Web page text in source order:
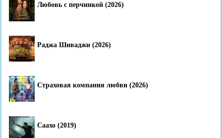
Любовь с перчинкой (2026)
Раджа Шиваджи (2026)
Страховая компания любви (2026)
Саахо (2019)